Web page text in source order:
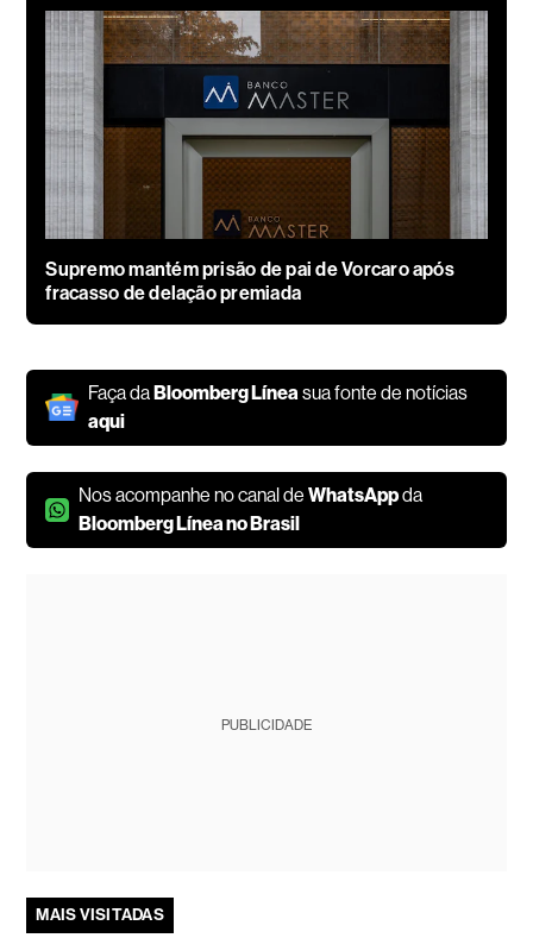
Supremo mantém prisão de pai de Vorcaro após
fracasso de delação premiada
Faça daBloomberg Línea sua fonte de notícias
aqui
Nos acompanhe no canal deWhatsAppda
Bloomberg Línea no Brasil
PUBLICIDADE
MAIS VISITADAS